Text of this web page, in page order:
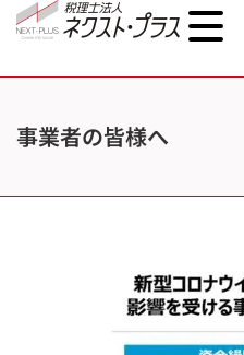
事業者の皆様へ